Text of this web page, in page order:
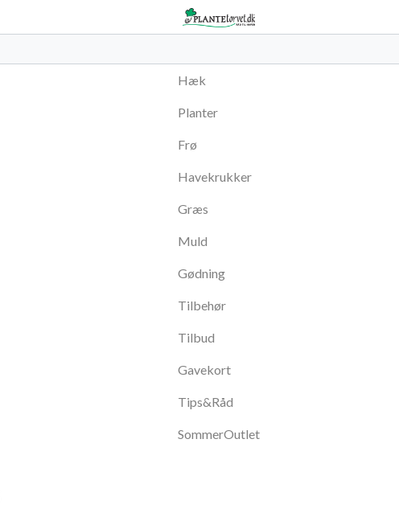
Hæk
Planter
Frø
Havekrukker
Græs
Muld
Gødning
Tilbehør
Tilbud
Gavekort
Tips&Råd
SommerOutlet